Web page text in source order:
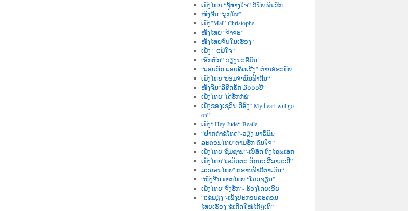
ເພັງໄທຍ “ຊູ້ທາງໃຈ”-ວິນັຍ ພັນຮັກ
ໜັງຈີນ “ລູກໃຜ”
ເພັງ”Mal”-Christophe
ໜັງໄທຍ “ຈ້າຈະ”
ໜັງໄທຍຈົບໃນເຮື່ອງ”
ເພັງ “ ແພ້ໃຈ”
“ອົກຫັກ”-ວຽງນະຣືມົນ
“ແອບຮັກ ແອບຄິດເຖີງ”-ຕ່າຍອໍຣະທັຍ
ເພັງໄທຍ“ຍອມຈຳນົນຟ້າດີນ“
ໜັງຈີນ“ລິຂິດຮັກ ໓໐໐໐ປີ“
ເພັງໄທຍ“ໄດ້ຮັກກໍພໍ“
ເພັງຂອງເຊລີນ ດີອົງ“ My heart will go
on”
ເພັງ“ Hey Jude“-Beatle
“ຝາກຄຳຂໍໂທດ“-ວຽງ ນາຣຶມົນ
ລະຄອນໄທຍ”ຕາມຮັກ ຄືນໃຈ”
ເພັງໄທຍ”ຊົມຊານ”-ເບີສ໌ດ ທົງໄຊ&ເສກ
ເພັງໄທຍ”ເຣວັດຕະ ຮັກນະ ລີລາວະດີ”
ລະຄອນໄທຍ” ຕຣາບຟ້າມີຕາເວັນ“
“ໜັງຈີນ ພາກໄທຍ “ໂຄດຊຽນ”
ເພັງໄທຍ“ຈົ່ງຮັກ”- ຮ້ອງໂດຍເອີຍ
“ແຂ່ພຽງ”-ເພັງປະກອບລະຄອນ
ໄທຍເຮື່ອງ”ຂໍເກີດໃໝ່ໄກ້ໆເທີ”